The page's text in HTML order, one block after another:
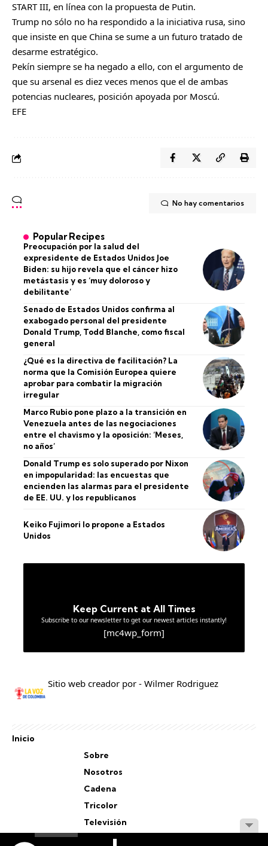
START III, en línea con la propuesta de Putin.
Trump no sólo no ha respondido a la iniciativa rusa, sino
que insiste en que China se sume a un futuro tratado de
desarme estratégico.
Pekín siempre se ha negado a ello, con el argumento de
que su arsenal es diez veces menos que el de ambas
potencias nucleares, posición apoyada por Moscú.
EFE
No hay comentarios
Popular Recipes
Preocupación por la salud del
expresidente de Estados Unidos Joe
Biden: su hijo revela que el cáncer hizo
metástasis y es ‘muy doloroso y
debilitante’
Senado de Estados Unidos confirma al
exabogado personal del presidente
Donald Trump, Todd Blanche, como fiscal
general
¿Qué es la directiva de facilitación? La
norma que la Comisión Europea quiere
aprobar para combatir la migración
irregular
Marco Rubio pone plazo a la transición en
Venezuela antes de las negociaciones
entre el chavismo y la oposición: ‘Meses,
no años’
Donald Trump es solo superado por Nixon
en impopularidad: las encuestas que
encienden las alarmas para el presidente
de EE. UU. y los republicanos
Keiko Fujimori lo propone a Estados
Unidos
Keep Current at All Times
Subscribe to our newsletter to get our newest articles instantly!
[mc4wp_form]
Sitio web creador por - Wilmer Rodriguez
Inicio
Sobre
Nosotros
Cadena
Tricolor
Televisión
Personal